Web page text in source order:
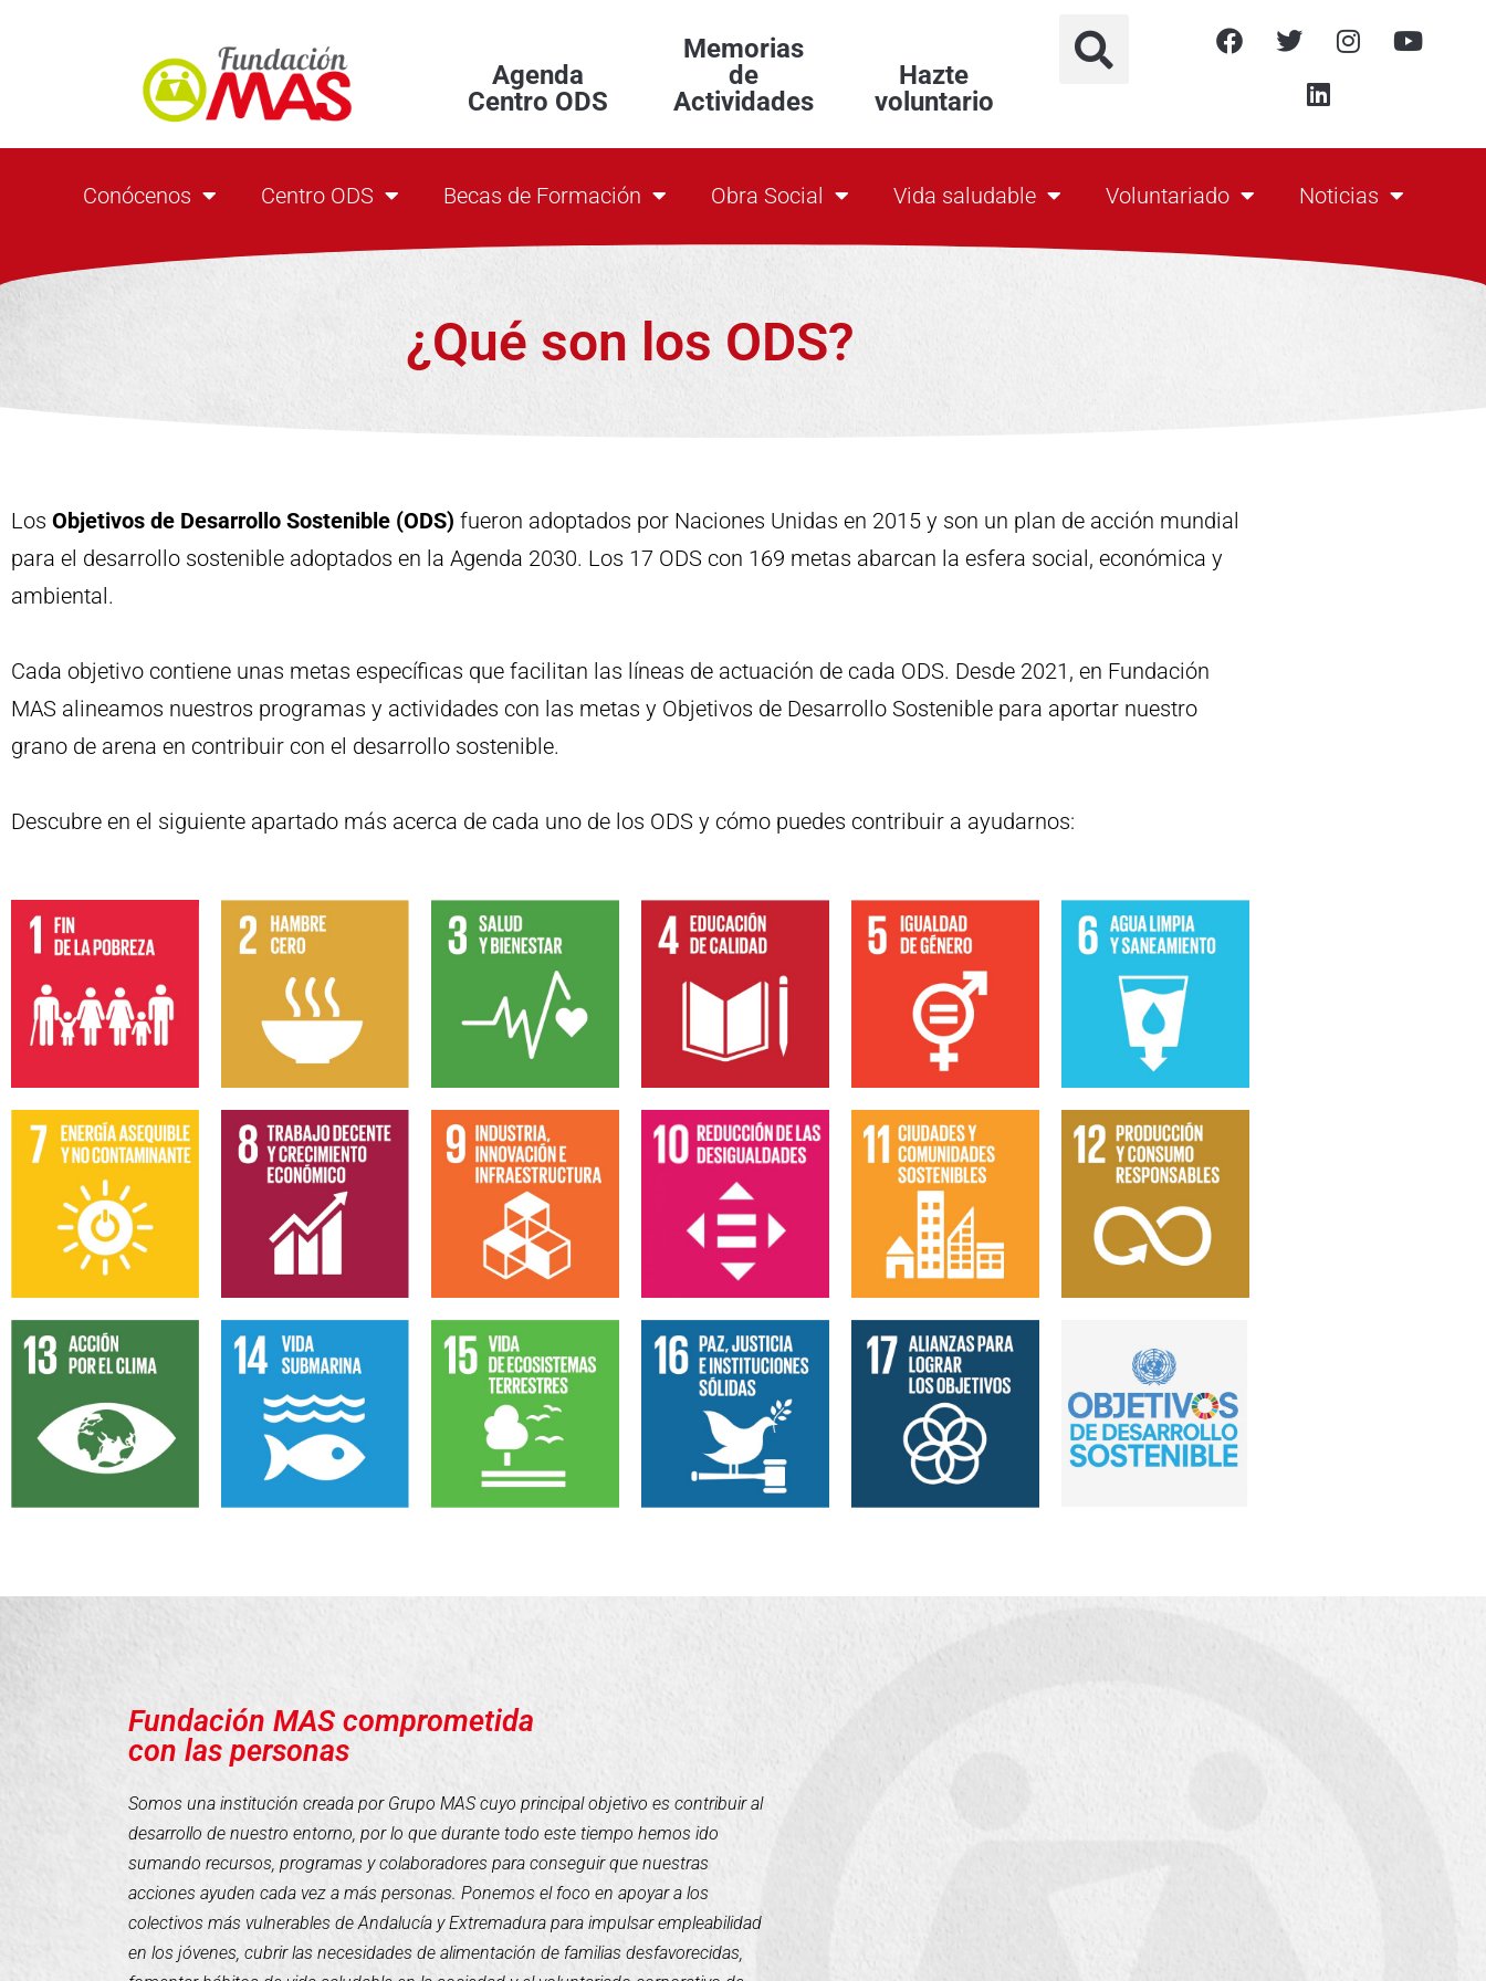
Agenda
Centro ODS
Memorias
de
Actividades
Hazte
voluntario
Conócenos Centro ODS Becas de Formación Obra Social Vida saludable Voluntariado Noticias
¿Qué son los ODS?
Los Objetivos de Desarrollo Sostenible (ODS) fueron adoptados por Naciones Unidas en 2015 y son un plan de acción mundial
para el desarrollo sostenible adoptados en la Agenda 2030. Los 17 ODS con 169 metas abarcan la esfera social, económica y
ambiental.
Cada objetivo contiene unas metas específicas que facilitan las líneas de actuación de cada ODS. Desde 2021, en Fundación
MAS alineamos nuestros programas y actividades con las metas y Objetivos de Desarrollo Sostenible para aportar nuestro
grano de arena en contribuir con el desarrollo sostenible.
Descubre en el siguiente apartado más acerca de cada uno de los ODS y cómo puedes contribuir a ayudarnos:
Fundación MAS comprometida
con las personas
Somos una institución creada por Grupo MAS cuyo principal objetivo es contribuir al
desarrollo de nuestro entorno, por lo que durante todo este tiempo hemos ido
sumando recursos, programas y colaboradores para conseguir que nuestras
acciones ayuden cada vez a más personas. Ponemos el foco en apoyar a los
colectivos más vulnerables de Andalucía y Extremadura para impulsar empleabilidad
en los jóvenes, cubrir las necesidades de alimentación de familias desfavorecidas,